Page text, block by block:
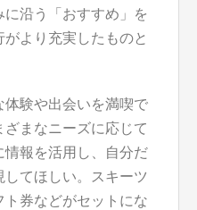
沿う「おすすめ」を
より充実したものと
体験や出会いを満喫で
まなニーズに応じて
報を活用し、自分だ
てほしい。スキーツ
券などがセットにな